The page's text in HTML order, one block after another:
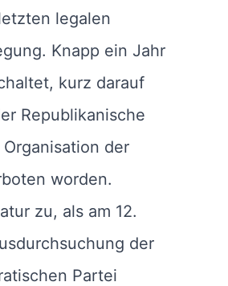
legalen
Knapp ein Jahr
kurz darauf
Republikanische
der
worden.
zu, als am 12.
der
Partei